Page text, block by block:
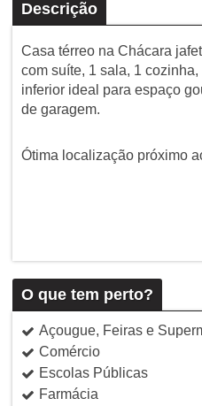
Descrição
Casa térreo na Chácara
com suíte, 1 sala, 1
inferior ideal para espaço
de garagem.
Ótima localização próximo
O que tem perto?
Açougue, Feiras e
Comércio
Escolas Públicas
Farmácia